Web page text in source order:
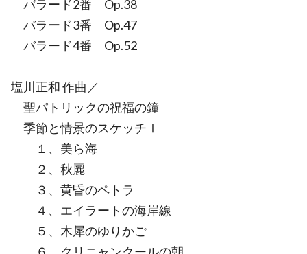
バラード2番 Op.38
バラード3番 Op.47
バラード4番 Op.52
塩川正和 作曲／
聖パトリックの祝福の鐘
季節と情景のスケッチⅠ
１、美ら海
２、秋麗
３、黄昏のペトラ
４、エイラートの海岸線
５、木犀のゆりかご